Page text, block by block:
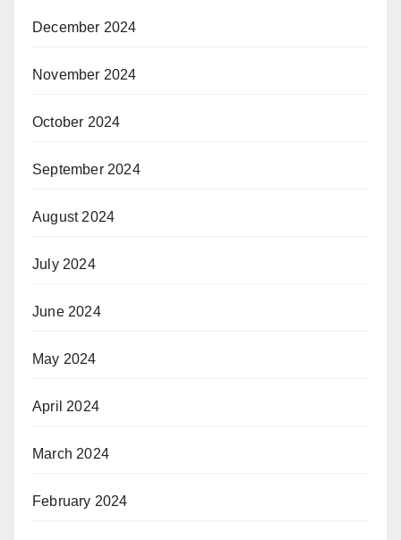
December 2024
November 2024
October 2024
September 2024
August 2024
July 2024
June 2024
May 2024
April 2024
March 2024
February 2024